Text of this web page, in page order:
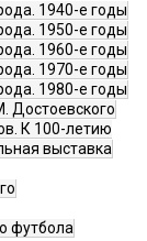
1940-е годы
1950-е годы
1960-е годы
1970-е годы
1980-е годы
Достоевского
К 100-летию
выставка
футбола